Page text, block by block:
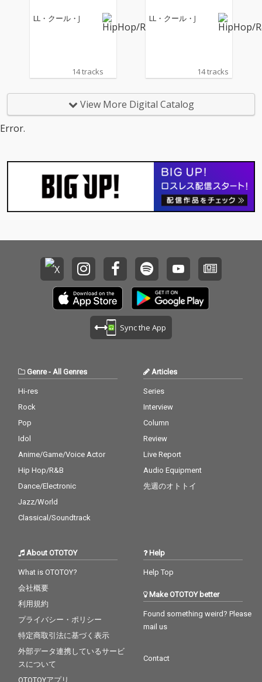
LL・クール・J
14 tracks
LL・クール・J
14 tracks
View More Digital Catalog
Error.
Sync the App
Genre- All Genres
Hi-res
Rock
Pop
Idol
Anime/Game/Voice Actor
Hip Hop/R&B
Dance/Electronic
Jazz/World
Classical/Soundtrack
Articles
Series
Interview
Column
Review
Live Report
Audio Equipment
先週のオトトイ
About OTOTOY
What is OTOTOY?
会社概要
利用規約
プライバシー・ポリシー
特定商取引法に基づく表示
外部データ連携しているサービ
スについて
OTOTOYアプリ
Help
Help Top
Make OTOTOY better
Found something weird? Please
mail us
Contact